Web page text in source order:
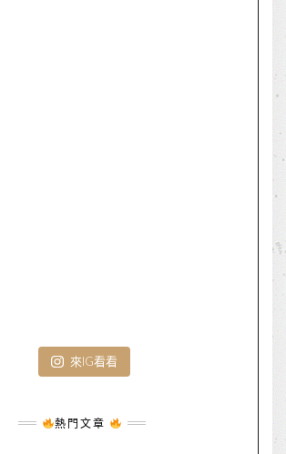
來IG看看
熱門文章